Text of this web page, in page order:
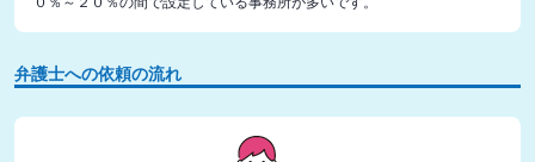
弁護士への依頼の流れ